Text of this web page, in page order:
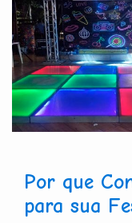
Por que
para sua